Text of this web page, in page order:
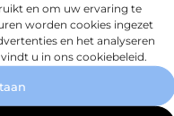
en om uw ervaring te
worden cookies ingezet
en het analyseren
u in ons cookiebeleid.